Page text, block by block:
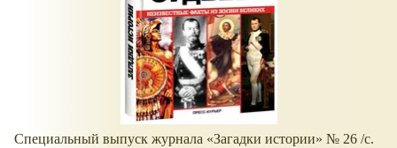
Специальный выпуск журнала Загадки истории
№ 26 /с.